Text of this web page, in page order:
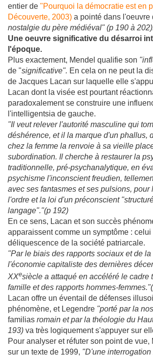
entier de "Pourquoi la démocratie est en
Découverte, 2003) a pointé dans l'oeuvre
nostalgie du père médiéval" (p 190 à
Une oeuvre significative du désarroi
l'époque.
Plus exactement, Mendel qualifie son
de "significative". En cela on ne peut la
de Jacques Lacan sur laquelle elle
Lacan dont la visée est pourtant
paradoxalement se construire une
l'intelligentsia de gauche.
"Il veut relever l'autorité masculine qui
déshérence, et il la marque d'un phallus,
chez la femme la renvoie à sa vieille
subordination. Il cherche à restaurer la
traditionnelle, pré-psychanalytique, en
psychisme l'inconscient freudien,
avec ses fantasmes et ses pulsions, pour
l'ordre et la loi d'un préconscient
langage"."(p 192)
En ce sens, Lacan et son succès
apparaissent comme un symptôme : celui
déliquescence de la société patriarcale.
"Par le biais des rapports sociaux et de
l'économie capitaliste des dernières
XXesiècle a attaqué en accéléré le cadre
famille et des rapports hommes-
Lacan offre un éventail de défenses
phénomène, et Legendre "porté par la
familias romain et par la théologie du
193) va très logiquement s'appuyer sur
Pour analyser et réfuter son point de
sur un texte de 1999, "D'une interrogation